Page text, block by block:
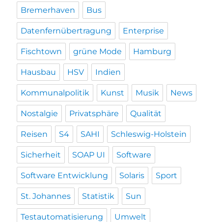
Bremerhaven Bus
Datenfernübertragung Enterprise
Fischtown grüne Mode Hamburg
Hausbau HSV Indien
Kommunalpolitik Kunst Musik News
Nostalgie Privatsphäre Qualität
Reisen S4 SAHI Schleswig-Holstein
Sicherheit SOAP UI Software
Software Entwicklung Solaris Sport
St. Johannes Statistik Sun
Testautomatisierung Umwelt